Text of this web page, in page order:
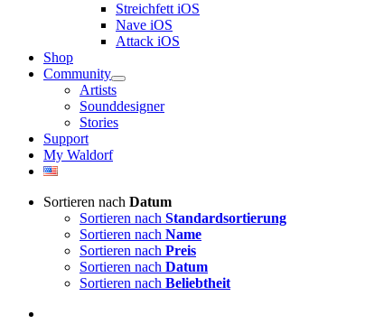
Streichfett iOS
Nave iOS
Attack iOS
Shop
Community
Artists
Sounddesigner
Stories
Support
My Waldorf
Sortieren nach Datum
Sortieren nach Standardsortierung
Sortieren nach Name
Sortieren nach Preis
Sortieren nach Datum
Sortieren nach Beliebtheit